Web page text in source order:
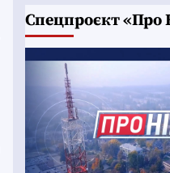
Cпецпроєкт «Про